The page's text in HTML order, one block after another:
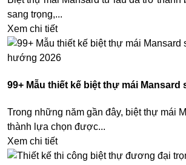
sang trọng,...
Xem chi tiết
99+ Mẫu thiết kế biệt thự mái Mansard
Trong những năm gần đây, biệt thự mái
thành lựa chọn được...
Xem chi tiết